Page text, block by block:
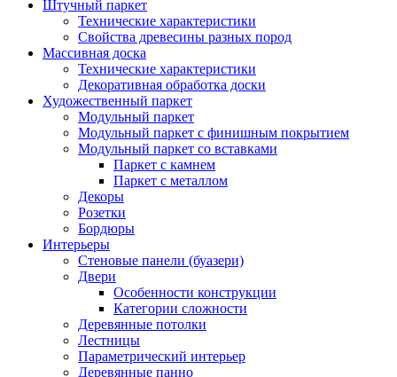
Штучный паркет
Технические характеристики
Свойства древесины разных пород
Массивная доска
Технические характеристики
Декоративная обработка доски
Художественный паркет
Модульный паркет
Модульный паркет с финишным покрытием
Модульный паркет со вставками
Паркет с камнем
Паркет с металлом
Декоры
Розетки
Бордюры
Интерьеры
Стеновые панели (буазери)
Двери
Особенности конструкции
Категории сложности
Деревянные потолки
Лестницы
Параметрический интерьер
Деревянные панно